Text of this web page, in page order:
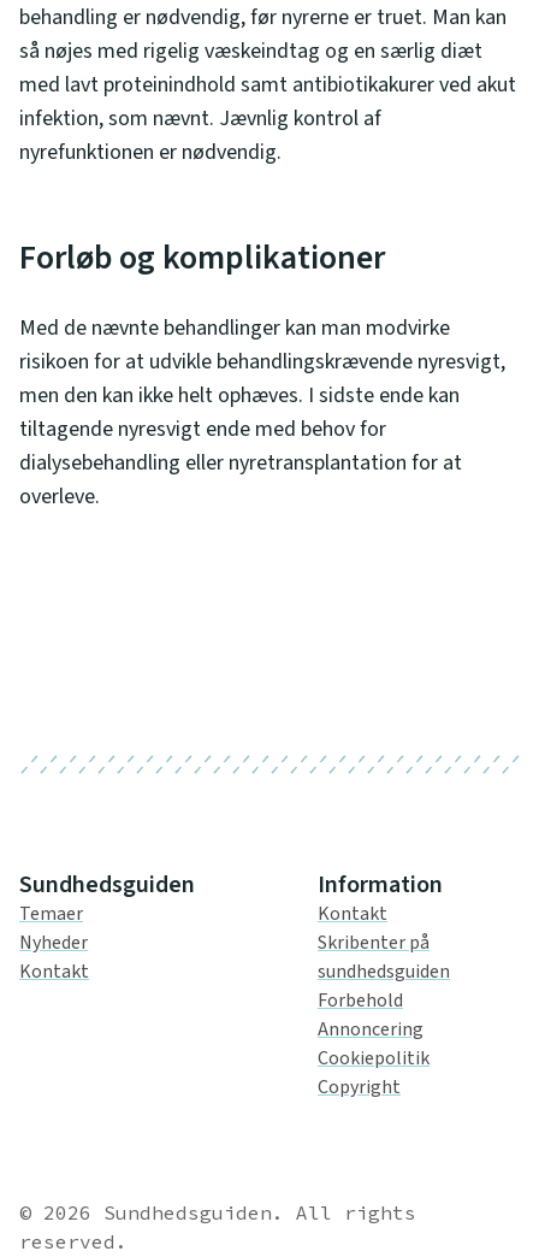
behandling er nødvendig, før nyrerne er truet. Man kan
så nøjes med rigelig væskeindtag og en særlig diæt
med lavt proteinindhold samt antibiotikakurer ved akut
infektion, som nævnt. Jævnlig kontrol af
nyrefunktionen er nødvendig.
Forløb og komplikationer
Med de nævnte behandlinger kan man modvirke
risikoen for at udvikle behandlingskrævende nyresvigt,
men den kan ikke helt ophæves. I sidste ende kan
tiltagende nyresvigt ende med behov for
dialysebehandling eller nyretransplantation for at
overleve.
Sundhedsguiden
Temaer
Nyheder
Kontakt
Information
Kontakt
Skribenter på
sundhedsguiden
Forbehold
Annoncering
Cookiepolitik
Copyright
© 2026 Sundhedsguiden. All rights
reserved.